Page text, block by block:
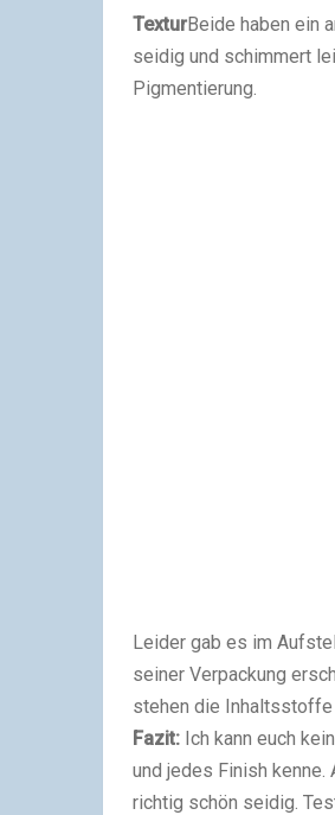
TexturBeide haben ein
seidig und schimmert
Pigmentierung.
Leider gab es im
seiner Verpackung
stehen die Inhaltsstoffe
Fazit: Ich kann euch
und jedes Finish
richtig schön seidig.